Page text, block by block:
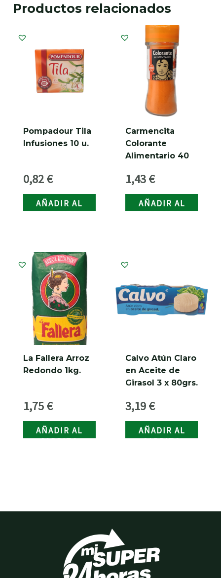
Productos relacionados
Pompadour Tila
Infusiones 10 u.
0,82€
AÑADIR AL
CARRITO
Carmencita
Colorante
Alimentario 40
1,43€
AÑADIR AL
CARRITO
La Fallera Arroz
Redondo 1kg.
1,75€
AÑADIR AL
CARRITO
Calvo Atún Claro
en Aceite de
Girasol 3 x 80grs.
3,19€
AÑADIR AL
CARRITO